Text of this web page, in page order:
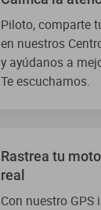
Piloto, comparte
en nuestros
y ayúdanos a
Te escuchamos.
Rastrea tu
real
Con nuestro GPS